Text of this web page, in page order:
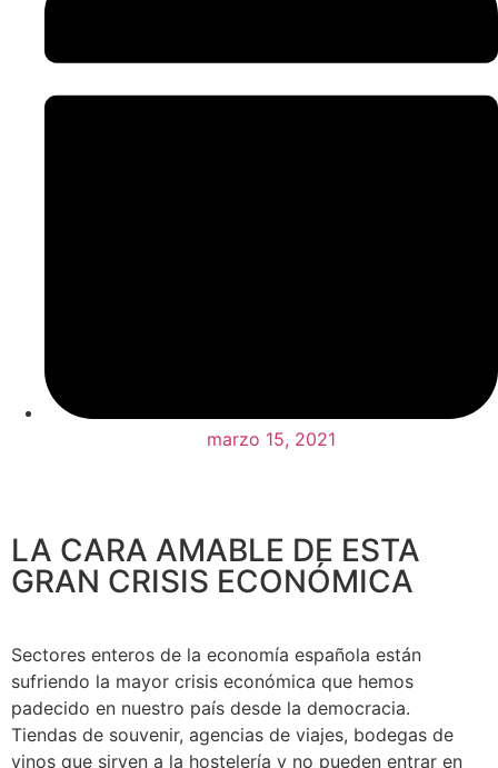
marzo 15, 2021
LA CARA AMABLE DE ESTA
GRAN CRISIS ECONÓMICA
Sectores enteros de la economía española están
sufriendo la mayor crisis económica que hemos
padecido en nuestro país desde la democracia.
Tiendas de souvenir, agencias de viajes, bodegas de
vinos que sirven a la hostelería y no pueden entrar en